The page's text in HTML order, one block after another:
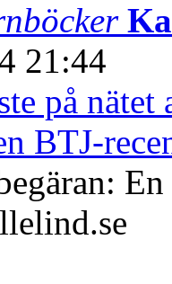
21:44
på nätet
BTJ-